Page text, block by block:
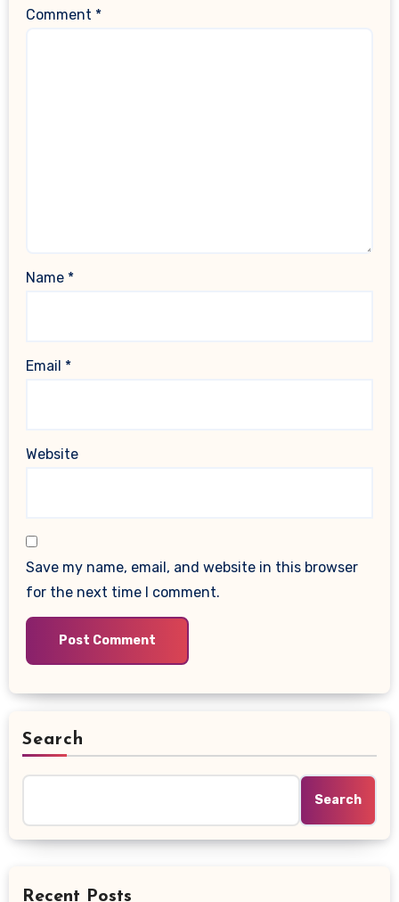
Comment *
Name *
Email *
Website
Save my name, email, and website in this browser
for the next time I comment.
Search
Search
Recent Posts